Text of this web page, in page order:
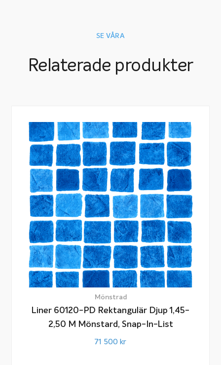
SE VÅRA
Relaterade produkter
Mönstrad
Liner 60120-PD Rektangulär Djup 1,45-
2,50 M Mönstard, Snap-In-List
71 500 kr